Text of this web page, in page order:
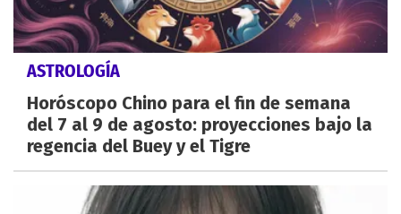
ASTROLOGÍA
Horóscopo Chino para el fin de semana
del 7 al 9 de agosto: proyecciones bajo la
regencia del Buey y el Tigre